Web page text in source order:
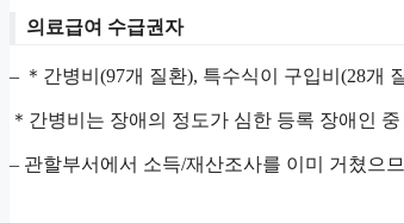
의료급여 수급권자
– ＊간병비(97개 질환), 특수식이 구입비(28개
＊간병비는 장애의 정도가 심한 등록 장애인
– 관할부서에서 소득/재산조사를 이미 거쳤으